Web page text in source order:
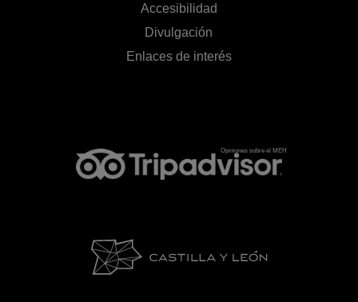
Accesibilidad
Divulgación
Enlaces de interés
Opiniones sobre el MEH